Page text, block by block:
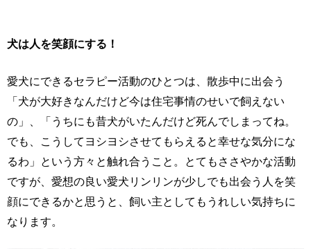
犬は人を笑顔にする！
愛犬にできるセラピー活動のひとつは、散歩中に出会う
「犬が大好きなんだけど今は住宅事情のせいで飼えない
の」、「うちにも昔犬がいたんだけど死んでしまってね。
でも、こうしてヨシヨシさせてもらえると幸せな気分にな
るわ」という方々と触れ合うこと。とてもささやかな活動
ですが、愛想の良い愛犬リンリンが少しでも出会う人を笑
顔にできるかと思うと、飼い主としてもうれしい気持ちに
なります。